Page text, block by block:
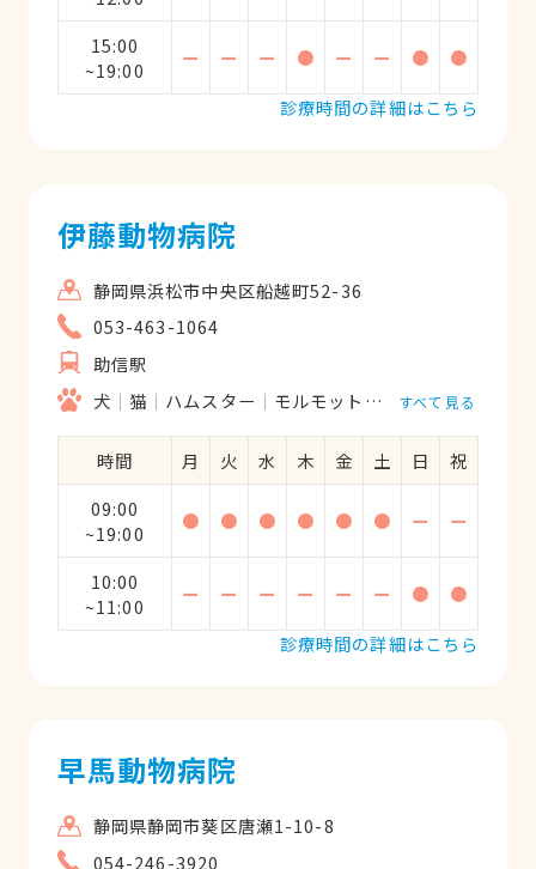
15:00
~19:00
ー ー ー ● ー ー ●
●
診療時間の詳細はこちら
伊藤動物病院
静岡県浜松市中央区船越町52-36
053-463-1064
助信駅
犬
猫 ハムスター モルモット フェレット
すべて見る
時間 月 火 水 木 金 土 日
祝
09:00
~19:00
● ● ● ● ● ● ー ー
10:00
~11:00
ー ー ー ー ー ー ●
●
診療時間の詳細はこちら
早馬動物病院
静岡県静岡市葵区唐瀬1-10-8
054-246-3920